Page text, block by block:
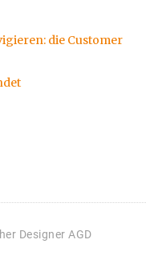
die Customer
Designer AGD